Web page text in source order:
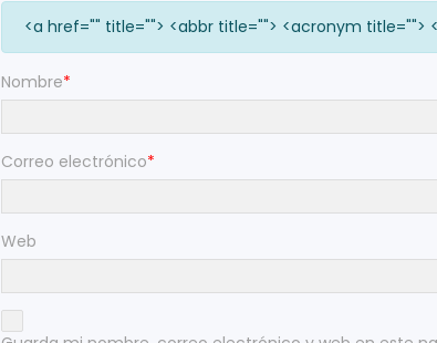
<a href="" title=""> <abbr title=""> <acronym title="">
Nombre*
Correo electrónico*
Web